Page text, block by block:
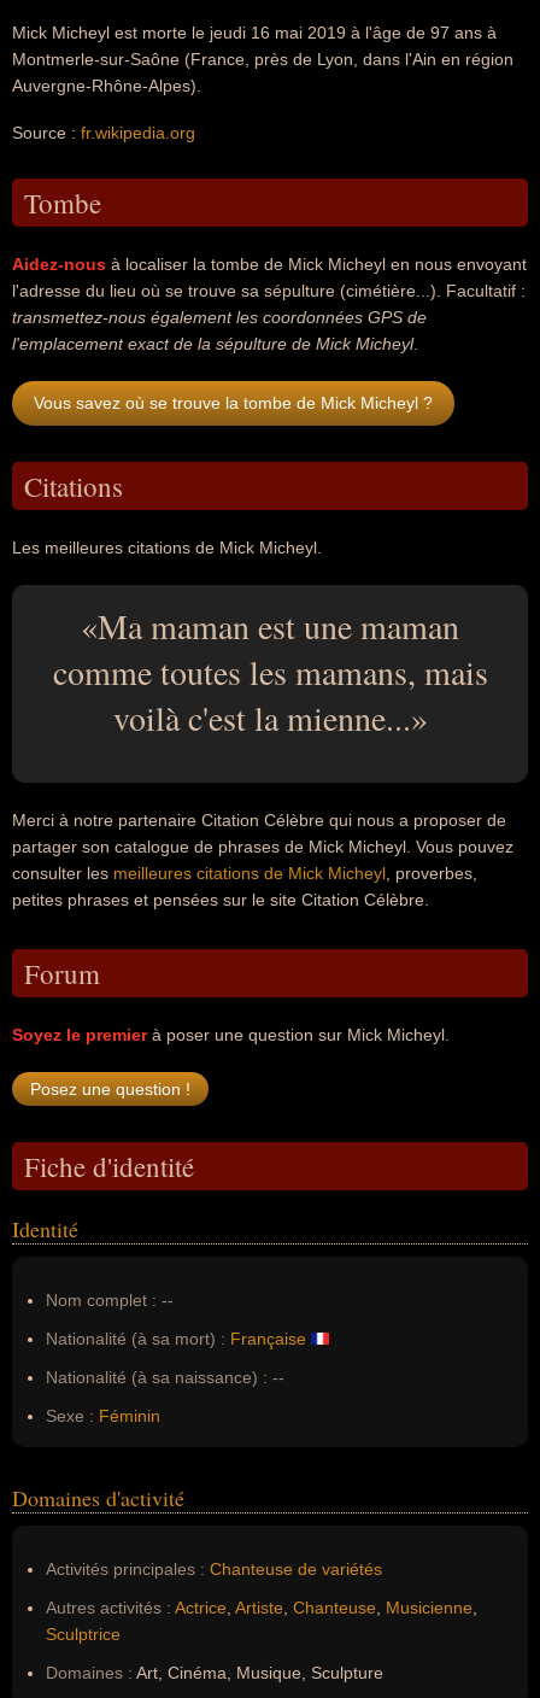
Mick Micheyl est morte le jeudi 16 mai 2019 à l'âge de 97 ans à
Montmerle-sur-Saône (France, près de Lyon, dans l'Ain en région
Auvergne-Rhône-Alpes).
Source : fr.wikipedia.org
Tombe
Aidez-nous à localiser la tombe de Mick Micheyl en nous envoyant
l'adresse du lieu où se trouve sa sépulture (cimétière...). Facultatif :
transmettez-nous également les coordonnées GPS de
l'emplacement exact de la sépulture de Mick Micheyl.
Vous savez où se trouve la tombe de Mick Micheyl ?
Citations
Les meilleures citations de Mick Micheyl.
Ma maman est une maman
comme toutes les mamans, mais
voilà c'est la mienne...
Merci à notre partenaire Citation Célèbre qui nous a proposer de
partager son catalogue de phrases de Mick Micheyl. Vous pouvez
consulter les meilleures citations de Mick Micheyl , proverbes,
petites phrases et pensées sur le site Citation Célèbre.
Forum
Soyez le premierà poser une question sur Mick Micheyl.
Fiche d'identité
Identité
Nom complet : --
Nationalité (à sa mort) : Française
Nationalité (à sa naissance) : --
Sexe : Féminin
Domaines d'activité
Activités principales : Chanteuse de variétés
Autres activités : Actrice Artiste Chanteuse Musicienne
Sculptrice
Domaines : Art, Cinéma, Musique, Sculpture